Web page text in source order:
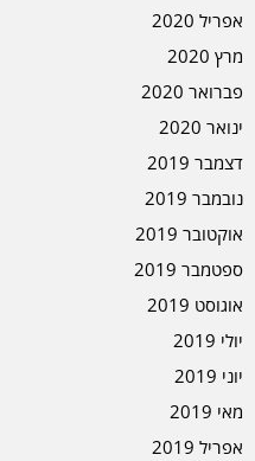
אפריל 2020
מרץ 2020
פברואר 2020
ינואר 2020
דצמבר 2019
נובמבר 2019
אוקטובר 2019
ספטמבר 2019
אוגוסט 2019
יולי 2019
יוני 2019
מאי 2019
אפריל 2019